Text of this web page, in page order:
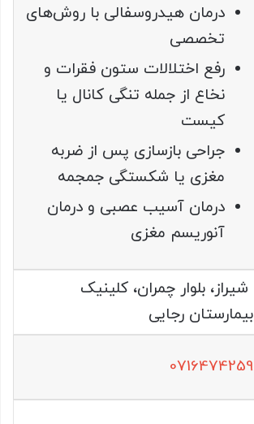
درمان هیدروسفالی با روش‌های
تخصصی
رفع اختلالات ستون فقرات و
نخاع از جمله تنگی کانال یا
کیست
جراحی بازسازی پس از ضربه
مغزی یا شکستگی جمجمه
درمان آسیب عصبی و درمان
آنوریسم مغزی
شیراز، بلوار چمران، کلینیک
بیمارستان رجایی
0716474259